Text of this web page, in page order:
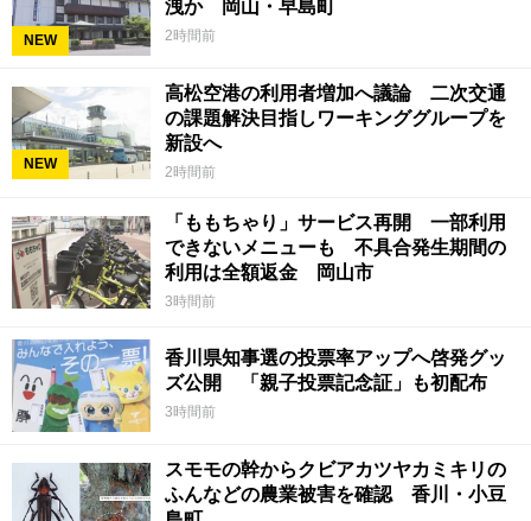
NEW
洩か 岡山・早島町
2時間前
NEW
高松空港の利用者増加へ議論 二次交通
の課題解決目指しワーキンググループを
新設へ
2時間前
「ももちゃり」サービス再開 一部利用
できないメニューも 不具合発生期間の
利用は全額返金 岡山市
3時間前
香川県知事選の投票率アップへ啓発グッ
ズ公開 「親子投票記念証」も初配布
3時間前
スモモの幹からクビアカツヤカミキリの
ふんなどの農業被害を確認 香川・小豆